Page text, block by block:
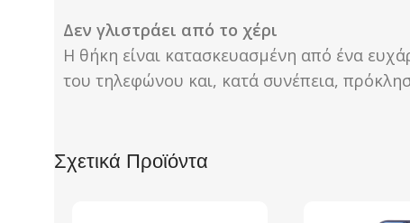
Δεν γλιστράει από το χέρι
Η θήκη είναι κατασκευασμένη από ένα
του τηλεφώνου και, κατά συνέπεια,
Σχετικά Προϊόντα